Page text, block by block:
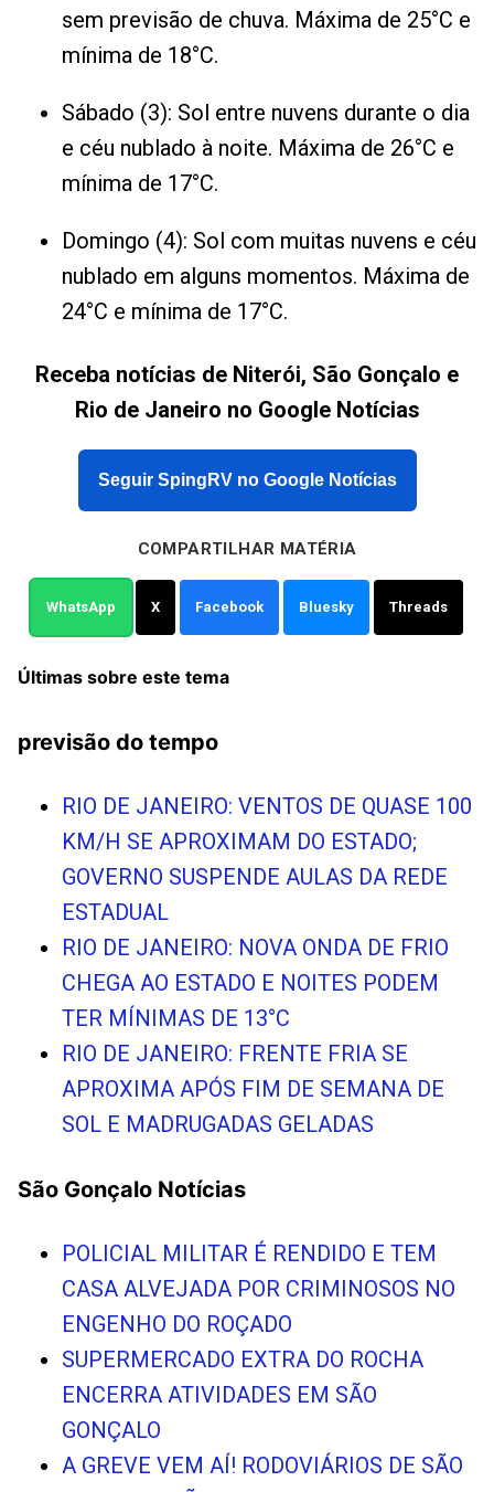
sem previsão de chuva. Máxima de 25°C e
mínima de 18°C.
Sábado (3): Sol entre nuvens durante o dia
e céu nublado à noite. Máxima de 26°C e
mínima de 17°C.
Domingo (4): Sol com muitas nuvens e céu
nublado em alguns momentos. Máxima de
24°C e mínima de 17°C.
Receba notícias de Niterói, São Gonçalo e
Rio de Janeiro no Google Notícias
Seguir SpingRV no Google Notícias
COMPARTILHAR MATÉRIA
WhatsApp X Facebook Bluesky Threads
Últimas sobre este tema
previsão do tempo
RIO DE JANEIRO: VENTOS DE QUASE 100
KM/H SE APROXIMAM DO ESTADO;
GOVERNO SUSPENDE AULAS DA REDE
ESTADUAL
RIO DE JANEIRO: NOVA ONDA DE FRIO
CHEGA AO ESTADO E NOITES PODEM
TER MÍNIMAS DE 13°C
RIO DE JANEIRO: FRENTE FRIA SE
APROXIMA APÓS FIM DE SEMANA DE
SOL E MADRUGADAS GELADAS
São Gonçalo Notícias
POLICIAL MILITAR É RENDIDO E TEM
CASA ALVEJADA POR CRIMINOSOS NO
ENGENHO DO ROÇADO
SUPERMERCADO EXTRA DO ROCHA
ENCERRA ATIVIDADES EM SÃO
GONÇALO
A GREVE VEM AÍ! RODOVIÁRIOS DE SÃO